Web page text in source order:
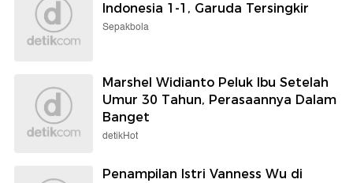
Indonesia 1-1, Garuda Tersingkir
Sepakbola
Marshel Widianto Peluk Ibu Setelah
Umur 30 Tahun, Perasaannya Dalam
Banget
detikHot
Penampilan Istri Vanness Wu di